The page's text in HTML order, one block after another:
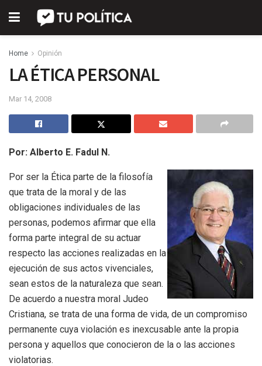
Home Opinión
LA ÉTICA PERSONAL
Mar 14, 2008
Por: Alberto E. Fadul N.
Por ser la Ética parte de la filosofía
que trata de la moral y de las
obligaciones individuales de las
personas, podemos afirmar que ella
forma parte integral de su actuar
respecto las acciones realizadas en la
ejecución de sus actos vivenciales,
sean estos de la naturaleza que sean.
De acuerdo a nuestra moral Judeo
Cristiana, se trata de una forma de vida, de un compromiso
permanente cuya violación es inexcusable ante la propia
persona y aquellos que conocieron de la o las acciones
violatorias.